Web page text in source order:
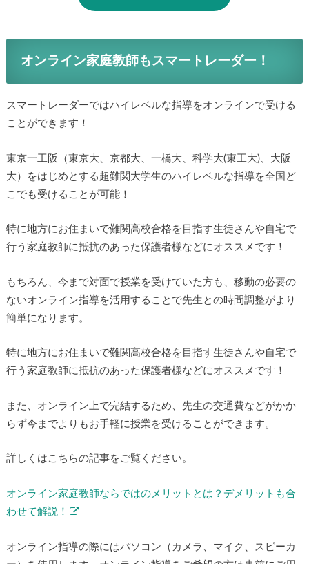
オンライン家庭教師もスマートレーダー！
スマートレーダーではハイレベルな指導をオンラインで受ける
ことができます！
東京一工阪（東京大、京都大、一橋大、科学大(東工大)、大阪
大）をはじめとする超難関大学生のハイレベルな指導を全国ど
こでも受けることが可能！
特に地方にお住まいで難関高校合格を目指す生徒さんや自宅で
行う家庭教師に抵抗のあった保護者様などにオススメです！
もちろん、今まで対面で授業を受けていた方も、移動の必要の
ないオンライン指導を活用することで先生との時間調整がより
簡単になります。
特に地方にお住まいで難関高校合格を目指す生徒さんや自宅で
行う家庭教師に抵抗のあった保護者様などにオススメです！
また、オンライン上で完結するため、先生の交通費などがかか
らず今までよりもお手軽に授業を受けることができます。
詳しくはこちらの記事をご覧ください。
オンライン家庭教師ならではのメリットとは？デメリットも合
わせて解説！
オンライン指導の際にはパソコン（カメラ、マイク、スピーカ